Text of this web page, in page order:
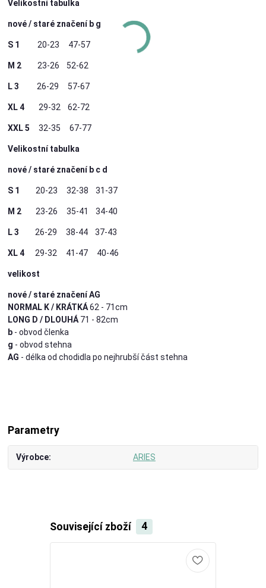
Velikostní tabulka
nové / staré značení b g
S 1 20-23 47-57
M 2 23-26 52-62
L 3 26-29 57-67
XL 4 29-32 62-72
XXL 5 32-35 67-77
Velikostní tabulka
nové / staré značení b c d
S 1 20-23 32-38 31-37
M 2 23-26 35-41 34-40
L 3 26-29 38-44 37-43
XL 4 29-32 41-47 40-46
velikost
nové / staré značení AG
NORMAL K / KRÁTKÁ62 - 71cm
LONG D / DLOUHÁ 71 - 82cm
b - obvod členka
g - obvod stehna
AG - délka od chodidla po nejhrubší část stehna
Parametry
Výrobce ARIES
Související zboží 4